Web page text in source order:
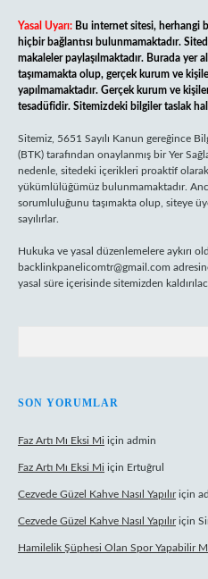
Yasal Uyarı: Bu internet sitesi, herhangi
hiçbir bağlantısı bulunmamaktadır.
makaleler paylaşılmaktadır. Burada yer
taşımamakta olup, gerçek kurum ve
yapılmamaktadır. Gerçek kurum ve
tesadüfidir. Sitemizdeki bilgiler taslak
Sitemiz, 5651 Sayılı Kanun gereğince
(BTK) tarafından onaylanmış bir Yer
nedenle, sitedeki içerikleri proaktif
yükümlülüğümüz bulunmamaktadır.
sorumluluğunu taşımakta olup, siteye
sayılırlar.
Hukuka ve yasal düzenlemelere aykırı
backlinkpanelicomtr@gmail.com
yasal süre içerisinde sitemizden
SON YORUMLAR
Faz Artı Mı Eksi Mi için admin
Faz Artı Mı Eksi Mi için Ertuğrul
Cezvede Güzel Kahve Nasıl Yapılıriçin
Cezvede Güzel Kahve Nasıl Yapılıriçin
Hamilelik Şüphesi Olan Spor Yapabilir